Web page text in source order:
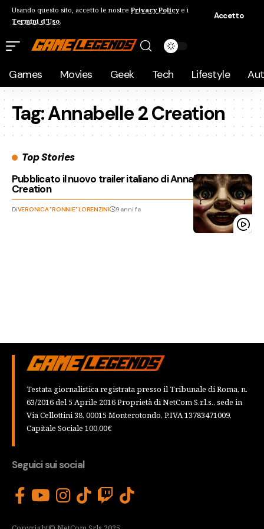
Usando questo sito, accetto le nostre Privacy Policye i
Termini d'Uso.
Accetto
Games Movies Geek Tech Lifestyle
Tag:Annabelle 2 Creation
Top Stories
Pubblicato il nuovo trailer italiano di Annabelle 2
Creation
DiVERONICA "RONNIE" LORENZINI 9 anni fa
Testata giornalistica registrata presso il Tribunale di Roma, n.
63/2016 del 5 Aprile 2016 Proprietà di NetCom S.r.l.s., sede in
Via Cellottini 38, 00015 Monterotondo, P.IVA 13783471009,
Capitale Sociale 100,00€
Seguici sui social